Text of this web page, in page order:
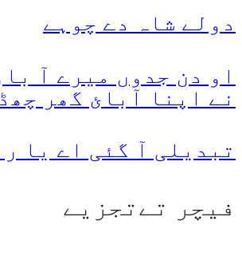
دولے شاہ دے چوہے
او دن جدوں میرے آ
نے اپنا آبائ گھر
تبدیلی آ گئی اے یا
فیچر تےتجزیے